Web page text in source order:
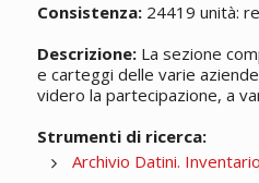
Consistenza:24419 unità:
Descrizione:La sezione
e carteggi delle varie
videro la partecipazione, a
Strumenti di ricerca:
Archivio Datini.